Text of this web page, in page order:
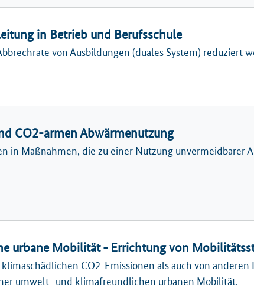
in Betrieb und Berufsschule
von Ausbildungen (duales System) reduziert
CO2-armen Abwärmenutzung
in Maßnahmen, die zu einer Nutzung unvermeidbarer
urbane Mobilität - Errichtung von
CO2-Emissionen als auch von
umwelt- und klimafreundlichen urbanen Mobilität.